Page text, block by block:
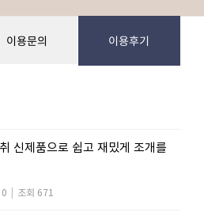
이용문의 이용후기
신제품으로 쉽고 재밌게 조개를
| 조회 671